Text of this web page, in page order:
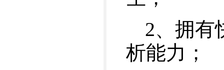
2、拥有
析能力；